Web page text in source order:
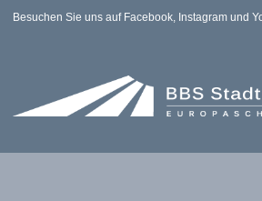
Besuchen Sie uns auf Facebook, Instagram und